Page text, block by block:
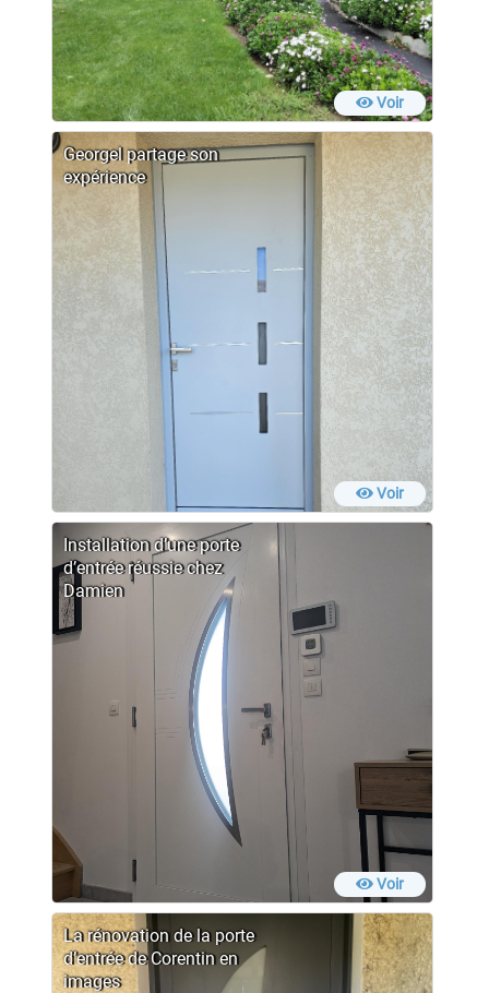
Voir
Georgel partage son
expérience
Voir
Installation d’une porte
d’entrée réussie chez
Damien
Voir
La rénovation de la porte
d’entrée de Corentin en
images